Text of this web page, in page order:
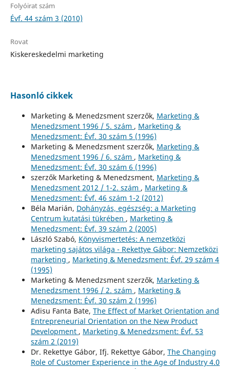
Folyóirat szám
Évf. 44 szám 3 (2010)
Rovat
Kiskereskedelmi marketing
Hasonló cikkek
Marketing & Menedzsment szerzők, Marketing &
Menedzsment 1996 / 5. szám , Marketing &
Menedzsment: Évf. 30 szám 5 (1996)
Marketing & Menedzsment szerzők, Marketing &
Menedzsment 1996 / 6. szám , Marketing &
Menedzsment: Évf. 30 szám 6 (1996)
szerzők Marketing & Menedzsment, Marketing &
Menedzsment 2012 / 1-2. szám , Marketing &
Menedzsment: Évf. 46 szám 1-2 (2012)
Béla Marián, Dohányzás, egészség: a Marketing
Centrum kutatási tükrében , Marketing &
Menedzsment: Évf. 39 szám 2 (2005)
László Szabó, Könyvismertetés: A nemzetközi
marketing sajátos világa - Rekettye Gábor: Nemzetközi
marketing , Marketing & Menedzsment: Évf. 29 szám 4
(1995)
Marketing & Menedzsment szerzők, Marketing &
Menedzsment 1996 / 2. szám , Marketing &
Menedzsment: Évf. 30 szám 2 (1996)
Adisu Fanta Bate, The Effect of Market Orientation and
Entrepreneurial Orientation on the New Product
Development , Marketing & Menedzsment: Évf. 53
szám 2 (2019)
Dr. Rekettye Gábor, Ifj. Rekettye Gábor, The Changing
Role of Customer Experience in the Age of Industry 4.0